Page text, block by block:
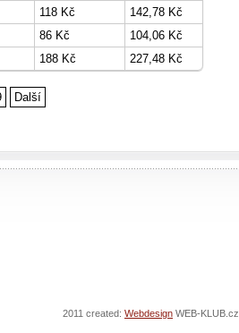
118 Kč
142,78 Kč
86 Kč
104,06 Kč
188 Kč 227,48 Kč
Další
2011 created: Webdesign WEB-KLUB.cz